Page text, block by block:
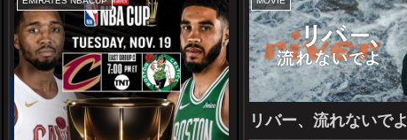
リバー、流れないでよ